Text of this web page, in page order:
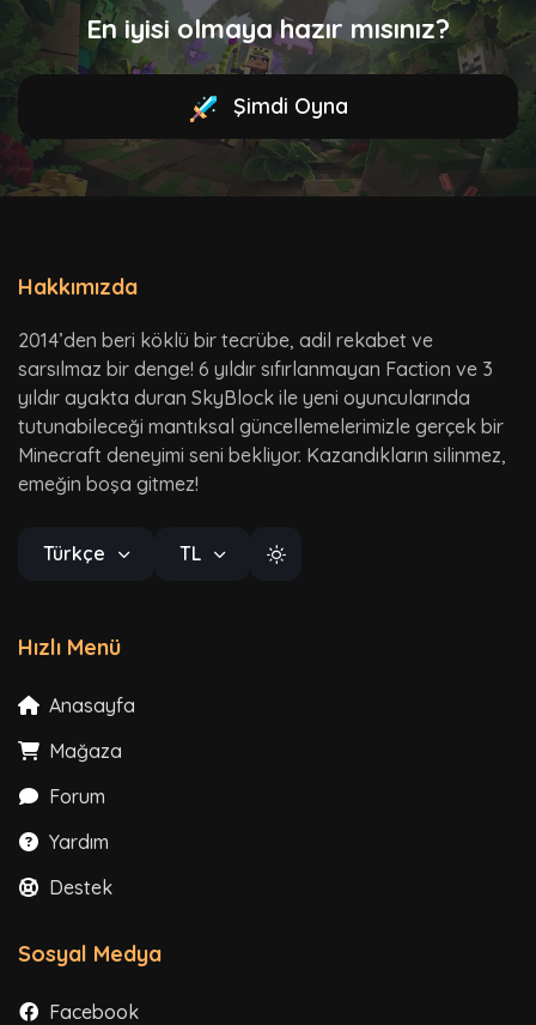
En iyisi olmaya hazır mısınız?
Şimdi Oyna
Hakkımızda
2014’den beri köklü bir tecrübe, adil rekabet ve
sarsılmaz bir denge! 6 yıldır sıfırlanmayan Faction ve 3
yıldır ayakta duran SkyBlock ile yeni oyuncularında
tutunabileceği mantıksal güncellemelerimizle gerçek bir
Minecraft deneyimi seni bekliyor. Kazandıkların silinmez,
emeğin boşa gitmez!
Türkçe TL
Hızlı Menü
Anasayfa
Mağaza
Forum
Yardım
Destek
Sosyal Medya
Facebook